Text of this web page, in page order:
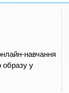
навчання
образу у